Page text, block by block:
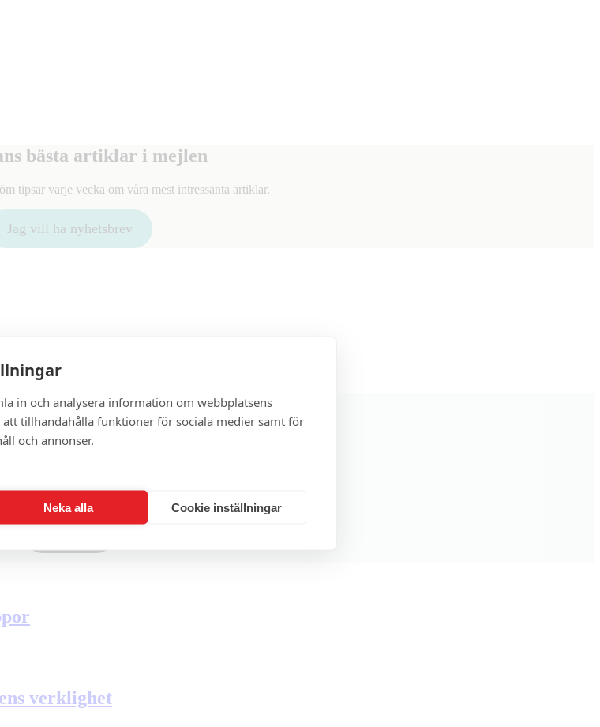
in och analysera information om webbplatsens
tillhandahålla funktioner för sociala medier samt för
och annonser.
Neka alla Cookie inställningar
bästa artiklar i mejlen
tipsar varje vecka om våra mest intressanta artiklar.
Jag vill ha nyhetsbrev
D igital prenumeration
för 0kr
verklighet